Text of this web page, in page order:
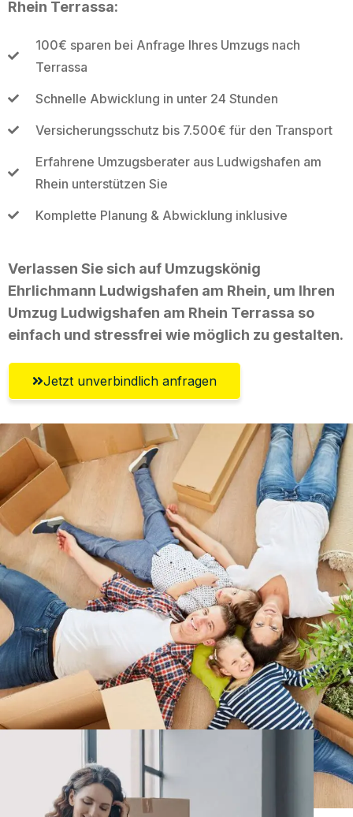
Rhein Terrassa:
100€ sparen bei Anfrage Ihres Umzugs nach
Terrassa
Schnelle Abwicklung in unter 24 Stunden
Versicherungsschutz bis 7.500€ für den Transport
Erfahrene Umzugsberater aus Ludwigshafen am
Rhein unterstützen Sie
Komplette Planung & Abwicklung inklusive
Verlassen Sie sich auf Umzugskönig
Ehrlichmann Ludwigshafen am Rhein, um Ihren
Umzug Ludwigshafen am Rhein Terrassa so
einfach und stressfrei wie möglich zu gestalten.
Jetzt unverbindlich anfragen